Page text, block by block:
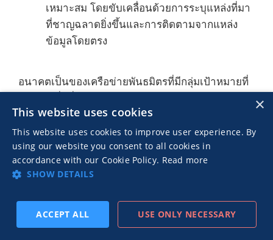
เหมาะสม โดยขับเคลื่อนด้วยการระบุแหล่งที่มา
ที่ชาญฉลาดยิ่งขึ้นและการติดตามจากแหล่ง
ข้อมูลโดยตรง
อนาคตเป็นของเครือข่ายพันธมิตรที่มีกลุ่มเป้าหมายที่
อิทธิพลจะนำการตลาดกลับมาสู่สิ่งที่สำคัญ: การเคารพ
กลุ่มเป้าหมาย
การลดการใช้อิทธิพลในการตลาดคืออะไร
×
This website uses cookies
This website uses cookies to improve user experience. By
using our website you consent to all cookies in
accordance with our Cookie Policy. Read more
SHOW DETAILS
ACCEPT ALL USE ONLY NECESSARY